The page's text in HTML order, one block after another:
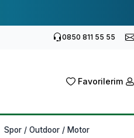
0850 811 55 55
Favorilerim
Spor / Outdoor / Motor